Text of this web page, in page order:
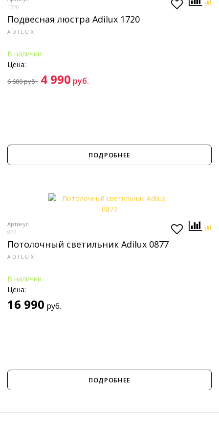
1720
Подвесная люстра Adilux 1720
ADILUX
В наличии
Цена:
6 600руб. 4 990 руб.
ПОДРОБНЕЕ
Артикул
877
Потолочный светильник Adilux 0877
ADILUX
В наличии
Цена:
16 990 руб.
ПОДРОБНЕЕ